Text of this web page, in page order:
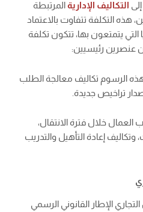
التكاليف الإداريةالمرتبطة
هذه التكلفة تتفاوت بالاعتماد
يتمتعون بها، تتكون تكلفة
عنصرين رئيسيين:
الرسوم تكاليف معالجة الطلب
تراخيص جديدة.
خلال فترة الانتقال،
إعادة التأهيل والتدريب
الإطار القانوني الرسمي